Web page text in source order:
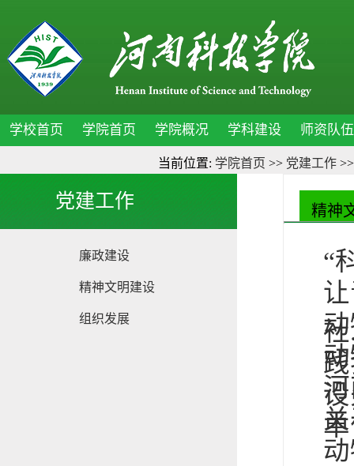
学校首页 学院首页 学院概况 学科建设 师资队伍
当前位置: 学院首页 >> 党建工作
党建工作
廉政建设
精神文明建设
组织发展
精神
“